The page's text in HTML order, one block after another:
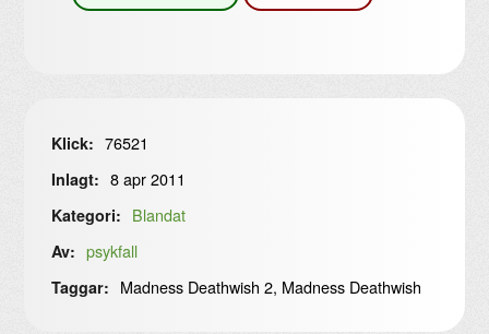
Klick: 76521
Inlagt: 8 apr 2011
Kategori: Blandat
Av: psykfall
Taggar: Madness Deathwish 2, Madness Deathwish